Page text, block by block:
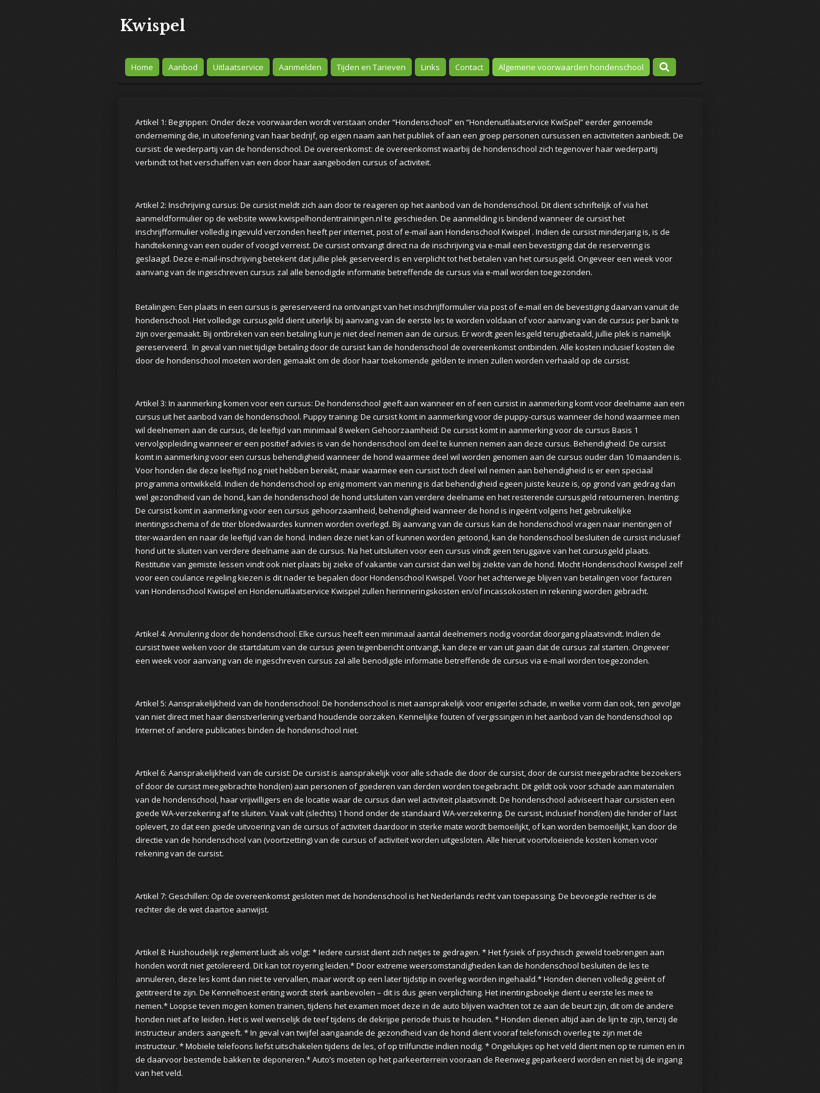
Kwispel
Home Aanbod Uitlaatservice Aanmelden Tijden en Tarieven Links Contact Algemene voorwaarden hondenschool
Artikel 1: Begrippen: Onder deze voorwaarden wordt verstaan onder “Hondenschool” en “Hondenuitlaatservice KwiSpel” eerder genoemde
onderneming die, in uitoefening van haar bedrijf, op eigen naam aan het publiek of aan een groep personen cursussen en activiteiten aanbiedt. De
cursist: de wederpartij van de hondenschool. De overeenkomst: de overeenkomst waarbij de hondenschool zich tegenover haar wederpartij
verbindt tot het verschaffen van een door haar aangeboden cursus of activiteit.
Artikel 2: Inschrijving cursus: De cursist meldt zich aan door te reageren op het aanbod van de hondenschool. Dit dient schriftelijk of via het
aanmeldformulier op de website www.kwispelhondentrainingen.nl te geschieden. De aanmelding is bindend wanneer de cursist het
inschrijfformulier volledig ingevuld verzonden heeft per internet, post of e-mail aan Hondenschool Kwispel . Indien de cursist minderjarig is, is de
handtekening van een ouder of voogd verreist. De cursist ontvangt direct na de inschrijving via e-mail een bevestiging dat de reservering is
geslaagd. Deze e-mail-inschrijving betekent dat jullie plek geserveerd is en verplicht tot het betalen van het cursusgeld. Ongeveer een week voor
aanvang van de ingeschreven cursus zal alle benodigde informatie betreffende de cursus via e-mail worden toegezonden.
Betalingen: Een plaats in een cursus is gereserveerd na ontvangst van het inschrijfformulier via post of e-mail en de bevestiging daarvan vanuit de
hondenschool. Het volledige cursusgeld dient uiterlijk bij aanvang van de eerste les te worden voldaan of voor aanvang van de cursus per bank te
zijn overgemaakt. Bij ontbreken van een betaling kun je niet deel nemen aan de cursus. Er wordt geen lesgeld terugbetaald, jullie plek is namelijk
gereserveerd. In geval van niet tijdige betaling door de cursist kan de hondenschool de overeenkomst ontbinden. Alle kosten inclusief kosten die
door de hondenschool moeten worden gemaakt om de door haar toekomende gelden te innen zullen worden verhaald op de cursist.
Artikel 3: In aanmerking komen voor een cursus: De hondenschool geeft aan wanneer en of een cursist in aanmerking komt voor deelname aan een
cursus uit het aanbod van de hondenschool. Puppy training: De cursist komt in aanmerking voor de puppy-cursus wanneer de hond waarmee men
wil deelnemen aan de cursus, de leeftijd van minimaal 8 weken Gehoorzaamheid: De cursist komt in aanmerking voor de cursus Basis 1
vervolgopleiding wanneer er een positief advies is van de hondenschool om deel te kunnen nemen aan deze cursus. Behendigheid: De cursist
komt in aanmerking voor een cursus behendigheid wanneer de hond waarmee deel wil worden genomen aan de cursus ouder dan 10 maanden is.
Voor honden die deze leeftijd nog niet hebben bereikt, maar waarmee een cursist toch deel wil nemen aan behendigheid is er een speciaal
programma ontwikkeld. Indien de hondenschool op enig moment van mening is dat behendigheid egeen juiste keuze is, op grond van gedrag dan
wel gezondheid van de hond, kan de hondenschool de hond uitsluiten van verdere deelname en het resterende cursusgeld retourneren. Inenting:
De cursist komt in aanmerking voor een cursus gehoorzaamheid, behendigheid wanneer de hond is ingeënt volgens het gebruikelijke
inentingsschema of de titer bloedwaardes kunnen worden overlegd. Bij aanvang van de cursus kan de hondenschool vragen naar inentingen of
titer-waarden en naar de leeftijd van de hond. Indien deze niet kan of kunnen worden getoond, kan de hondenschool besluiten de cursist inclusief
hond uit te sluiten van verdere deelname aan de cursus. Na het uitsluiten voor een cursus vindt geen teruggave van het cursusgeld plaats.
Restitutie van gemiste lessen vindt ook niet plaats bij zieke of vakantie van cursist dan wel bij ziekte van de hond. Mocht Hondenschool Kwispel zelf
voor een coulance regeling kiezen is dit nader te bepalen door Hondenschool Kwispel. Voor het achterwege blijven van betalingen voor facturen
van Hondenschool Kwispel en Hondenuitlaatservice Kwispel zullen herinneringskosten en/of incassokosten in rekening worden gebracht.
Artikel 4: Annulering door de hondenschool: Elke cursus heeft een minimaal aantal deelnemers nodig voordat doorgang plaatsvindt. Indien de
cursist twee weken voor de startdatum van de cursus geen tegenbericht ontvangt, kan deze er van uit gaan dat de cursus zal starten. Ongeveer
een week voor aanvang van de ingeschreven cursus zal alle benodigde informatie betreffende de cursus via e-mail worden toegezonden.
Artikel 5: Aansprakelijkheid van de hondenschool: De hondenschool is niet aansprakelijk voor enigerlei schade, in welke vorm dan ook, ten gevolge
van niet direct met haar dienstverlening verband houdende oorzaken. Kennelijke fouten of vergissingen in het aanbod van de hondenschool op
Internet of andere publicaties binden de hondenschool niet.
Artikel 6: Aansprakelijkheid van de cursist: De cursist is aansprakelijk voor alle schade die door de cursist, door de cursist meegebrachte bezoekers
of door de cursist meegebrachte hond(en) aan personen of goederen van derden worden toegebracht. Dit geldt ook voor schade aan materialen
van de hondenschool, haar vrijwilligers en de locatie waar de cursus dan wel activiteit plaatsvindt. De hondenschool adviseert haar cursisten een
goede WA-verzekering af te sluiten. Vaak valt (slechts) 1 hond onder de standaard WA-verzekering. De cursist, inclusief hond(en) die hinder of last
oplevert, zo dat een goede uitvoering van de cursus of activiteit daardoor in sterke mate wordt bemoeilijkt, of kan worden bemoeilijkt, kan door de
directie van de hondenschool van (voortzetting) van de cursus of activiteit worden uitgesloten. Alle hieruit voortvloeiende kosten komen voor
rekening van de cursist.
Artikel 7: Geschillen: Op de overeenkomst gesloten met de hondenschool is het Nederlands recht van toepassing. De bevoegde rechter is de
rechter die de wet daartoe aanwijst.
Artikel 8: Huishoudelijk reglement luidt als volgt: * Iedere cursist dient zich netjes te gedragen. * Het fysiek of psychisch geweld toebrengen aan
honden wordt niet getolereerd. Dit kan tot royering leiden.* Door extreme weersomstandigheden kan de hondenschool besluiten de les te
annuleren, deze les komt dan niet te vervallen, maar wordt op een later tijdstip in overleg worden ingehaald.* Honden dienen volledig geënt of
getitreerd te zijn. De Kennelhoest enting wordt sterk aanbevolen – dit is dus geen verplichting. Het inentingsboekje dient u eerste les mee te
nemen.* Loopse teven mogen komen trainen, tijdens het examen moet deze in de auto blijven wachten tot ze aan de beurt zijn, dit om de andere
honden niet af te leiden. Het is wel wenselijk de teef tijdens de dekrijpe periode thuis te houden. * Honden dienen altijd aan de lijn te zijn, tenzij de
instructeur anders aangeeft. * In geval van twijfel aangaande de gezondheid van de hond dient vooraf telefonisch overleg te zijn met de
instructeur. * Mobiele telefoons liefst uitschakelen tijdens de les, of op trilfunctie indien nodig. * Ongelukjes op het veld dient men op te ruimen en in
de daarvoor bestemde bakken te deponeren.* Auto’s moeten op het parkeerterrein vooraan de Reenweg geparkeerd worden en niet bij de ingang
van het veld.